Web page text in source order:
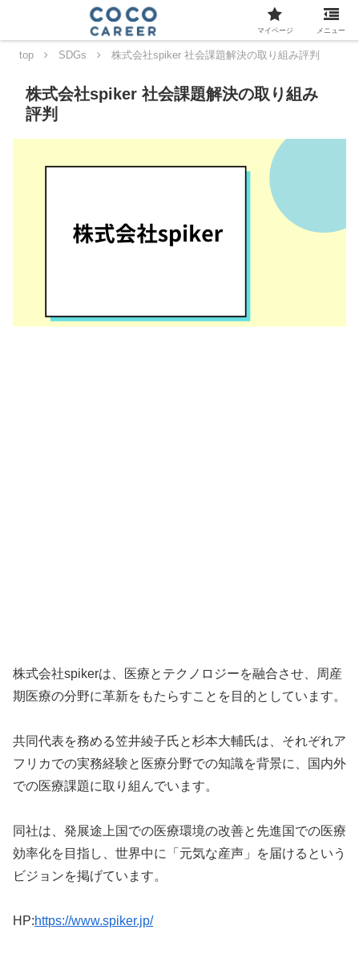
top SDGs 株式会社spiker 社会課題解決の取り組み評判
株式会社spiker 社会課題解決の取り組み
評判
株式会社spikerは、医療とテクノロジーを融合させ、周産
期医療の分野に革新をもたらすことを目的としています。
共同代表を務める笠井綾子氏と杉本大輔氏は、それぞれア
フリカでの実務経験と医療分野での知識を背景に、国内外
での医療課題に取り組んでいます。
同社は、発展途上国での医療環境の改善と先進国での医療
効率化を目指し、世界中に「元気な産声」を届けるという
ビジョンを掲げています。
HP:https://www.spiker.jp/
マイページ メニュー